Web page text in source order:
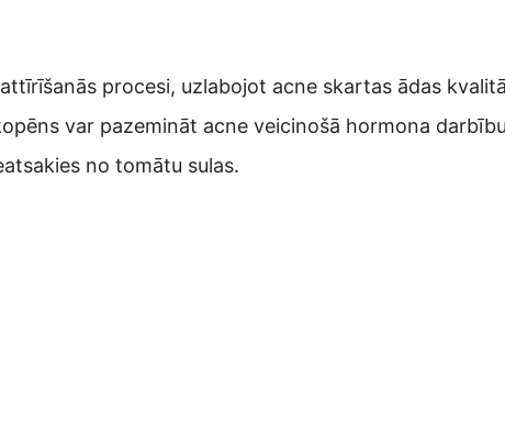
procesi, uzlabojot acne skartas ādas
var pazemināt acne veicinošā hormona
no tomātu sulas.